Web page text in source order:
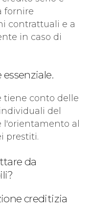
fornire
contrattuali e a
in caso di
tiene conto delle
del
al
prestiti.
da
creditizia